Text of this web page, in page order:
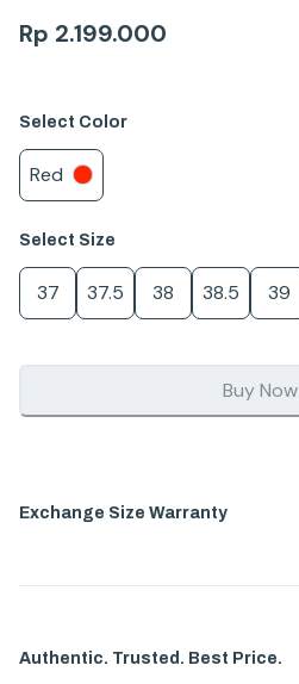
Rp 2.199.000
Select Color
Red
Select Size
37 37.5 38 38.5 39
Buy Now
Exchange Size Warranty
Authentic. Trusted. Best Price.